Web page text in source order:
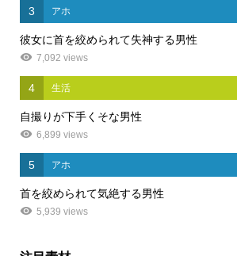
3 アホ
彼女に首を絞められて失神する男性
7,092 views
4 生活
自撮りが下手くそな男性
6,899 views
5 アホ
首を絞められて気絶する男性
5,939 views